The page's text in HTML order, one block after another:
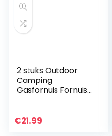
2 stuks Outdoor
Camping
Gasfornuis Fornuis
Aluminium
€21.99